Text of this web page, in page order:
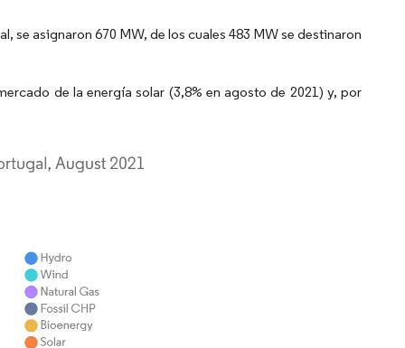
se asignaron 670 MW, de los cuales 483 MW se destinaron
de la energía solar (3,8% en agosto de 2021) y, por